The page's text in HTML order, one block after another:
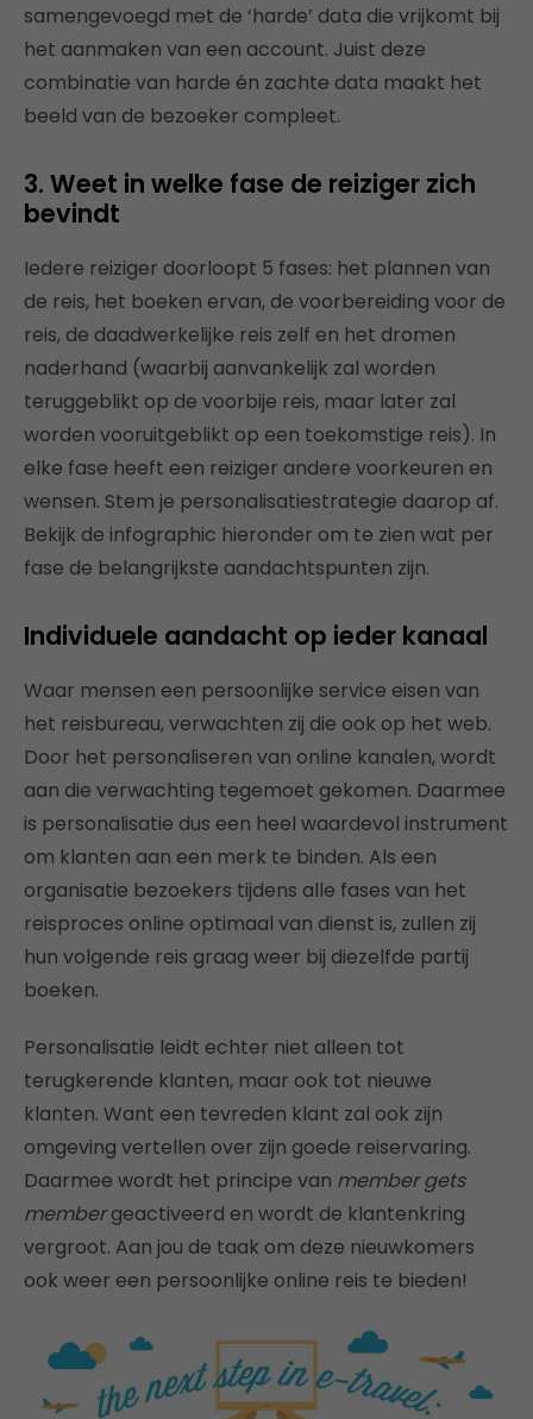
samengevoegd met de ‘harde’ data die vrijkomt bij
het aanmaken van een account. Juist deze
combinatie van harde én zachte data maakt het
beeld van de bezoeker compleet.
3. Weet in welke fase de reiziger zich
bevindt
Iedere reiziger doorloopt 5 fases: het plannen van
de reis, het boeken ervan, de voorbereiding voor de
reis, de daadwerkelijke reis zelf en het dromen
naderhand (waarbij aanvankelijk zal worden
teruggeblikt op de voorbije reis, maar later zal
worden vooruitgeblikt op een toekomstige reis). In
elke fase heeft een reiziger andere voorkeuren en
wensen. Stem je personalisatiestrategie daarop af.
Bekijk de infographic hieronder om te zien wat per
fase de belangrijkste aandachtspunten zijn.
Individuele aandacht op ieder kanaal
Waar mensen een persoonlijke service eisen van
het reisbureau, verwachten zij die ook op het web.
Door het personaliseren van online kanalen, wordt
aan die verwachting tegemoet gekomen. Daarmee
is personalisatie dus een heel waardevol instrument
om klanten aan een merk te binden. Als een
organisatie bezoekers tijdens alle fases van het
reisproces online optimaal van dienst is, zullen zij
hun volgende reis graag weer bij diezelfde partij
boeken.
Personalisatie leidt echter niet alleen tot
terugkerende klanten, maar ook tot nieuwe
klanten. Want een tevreden klant zal ook zijn
omgeving vertellen over zijn goede reiservaring.
Daarmee wordt het principe van member gets
membergeactiveerd en wordt de klantenkring
vergroot. Aan jou de taak om deze nieuwkomers
ook weer een persoonlijke online reis te bieden!